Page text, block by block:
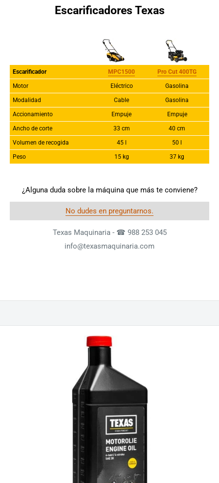
Escarificadores Texas
Escarificador MPC1500 Pro Cut 400TG
Motor Eléctrico Gasolina
Modalidad Cable Gasolina
Accionamiento Empuje Empuje
Ancho de corte 33 cm 40 cm
Volumen de recogida 45 l 50 l
Peso 15 kg 37 kg
¿Alguna duda sobre la máquina que más te conviene?
No dudes en preguntarnos.
Texas Maquinaria - ☎ 988 253 045
info@texasmaquinaria.com